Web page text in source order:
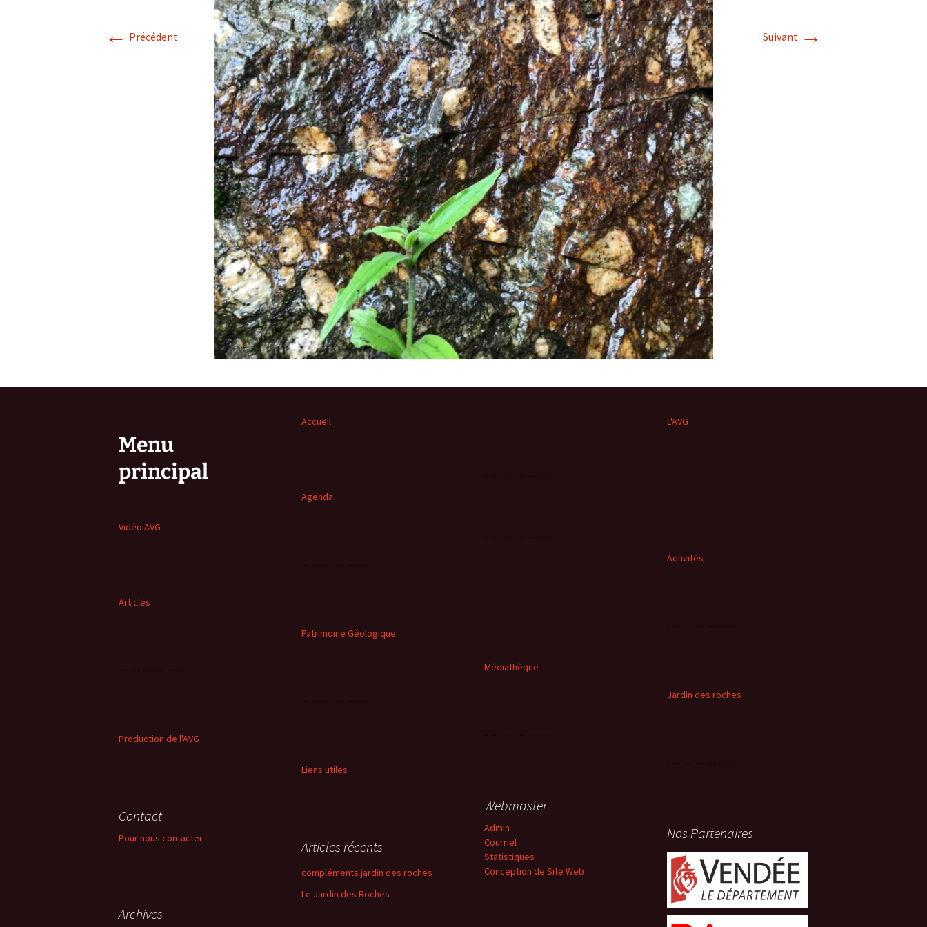
Conférences
Expositions,
Conférences…
Galerie de photos Roches
Lames minces de roches
Minéraux
Inventaire des minéraux
vendéens
Fossiles
Paysages, affleurements
Photos de groupes
Diaporamas
Galerie de vidéos
Cartes – schémas –
Echelles des temps
Carnets de voyages
Analyse de livres, revues,
…
← Précédent Suivant →
Menu
principal
Accueil L'AVG
Agenda
Vidéo AVG
Activités
Articles
Patrimoine Géologique
Médiathèque
Jardin des roches
Production de l'AVG
Liens utiles
Webmaster
Admin
Courriel
Statistiques
Conception de Site Web
Contact
Pour nous contacter
Nos Partenaires
Articles récents
compléments jardin des roches
Le Jardin des Roches
Archives